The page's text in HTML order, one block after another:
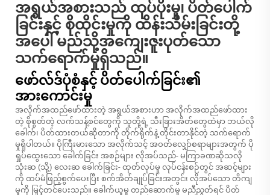
အရွယ်အစားသည် ထုပ်ပိုးမှု၊ ပိတ်ပေါက်
ခြင်းနှင့် စိုထိုင်းမှုကို ထိန်းသိမ်းခြင်းတို့
အပေါ် မည်သို့အကျေးဇူးပုတ်သော
သက်ရောက်မှုရှိသည်။
ဖော်လ်ဒ်ပုံစံနှင့် ပိတ်ပေါက်ခြင်း၏
အားကောင်းမှု
အလိုက်အထည်ဖော်ထားတဲ့ အရွယ်အစားဟာ အလိုက်အထည်ဖော်ထား
တဲ့ စိုစွတ်တဲ့ လက်သန့်စင်တွေကို သူတို့ရဲ့ သီးခြားအိတ်တွေထဲမှာ ဘယ်လို
ခေါက်၊ ပိတ်ထားတယ်ဆိုတာကို တိုက်ရိုက်နဲ့ တိုင်းတာနိုင်တဲ့ သက်ရောက်
မှုရှိပါတယ်။ ပိုကြီးမားသော အလိုက်သင့် အဝတ်လျှော်စရာများအတွက် ပို
ရှုပ်ထွေးသော ခေါက်ခြင်း အစဉ်များ လိုအပ်သည်- မကြာခဏဆိုသလို
သုံးဆ (သို့) လေးဆ ခေါက်ခြင်း- ထုတ်လုပ်မှု လုပ်ငန်းစဉ်တွင် အဆင့်များ
ကို ထပ်မံဖြည့်စွက်ပေးပြီး စက်အိတ်ချုပ်ခြင်းအတွင်း လိုအပ်သော တိကျ
မှုကို မြှင့်တင်ပေးသည်။ ခေါက်ယူမှု တည်ဆောက်မှု မညီညွတ်ရင် ပိတ်